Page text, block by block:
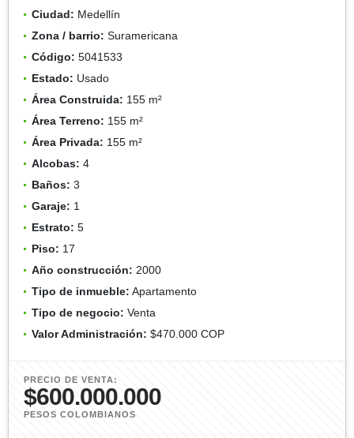
Ciudad: Medellín
Zona / barrio: Suramericana
Código: 5041533
Estado: Usado
Área Construida: 155 m²
Área Terreno: 155 m²
Área Privada: 155 m²
Alcobas: 4
Baños: 3
Garaje: 1
Estrato: 5
Piso: 17
Año construcción: 2000
Tipo de inmueble: Apartamento
Tipo de negocio: Venta
Valor Administración: $470.000 COP
PRECIO DE VENTA:
$600.000.000
PESOS COLOMBIANOS